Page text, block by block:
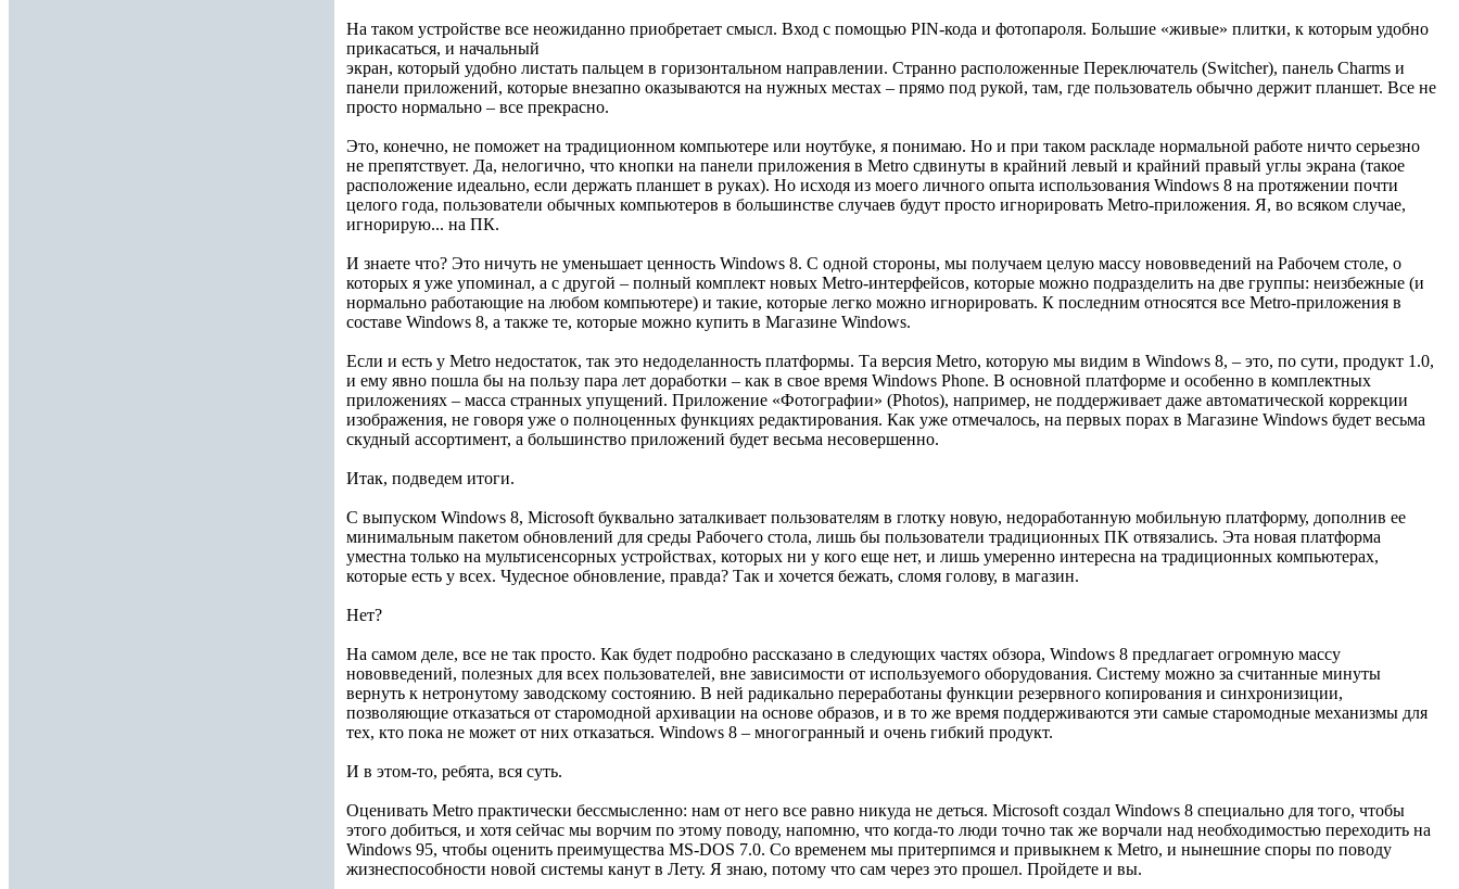
На таком устройстве все неожиданно приобретает смысл. Вход с помощью PIN-кода и фотопароля. Большие «живые» плитки, к которым удобно
прикасаться, и начальный
экран, который удобно листать пальцем в горизонтальном направлении. Странно расположенные Переключатель (Switcher), панель Charms и
панели приложений, которые внезапно оказываются на нужных местах – прямо под рукой, там, где пользователь обычно держит планшет. Все не
просто нормально – все прекрасно.
Это, конечно, не поможет на традиционном компьютере или ноутбуке, я понимаю. Но и при таком раскладе нормальной работе ничто серьезно
не препятствует. Да, нелогично, что кнопки на панели приложения в Metro сдвинуты в крайний левый и крайний правый углы экрана (такое
расположение идеально, если держать планшет в руках). Но исходя из моего личного опыта использования Windows 8 на протяжении почти
целого года, пользователи обычных компьютеров в большинстве случаев будут просто игнорировать Metro-приложения. Я, во всяком случае,
игнорирую... на ПК.
И знаете что? Это ничуть не уменьшает ценность Windows 8. С одной стороны, мы получаем целую массу нововведений на Рабочем столе, о
которых я уже упоминал, а с другой – полный комплект новых Metro-интерфейсов, которые можно подразделить на две группы: неизбежные (и
нормально работающие на любом компьютере) и такие, которые легко можно игнорировать. К последним относятся все Metro-приложения в
составе Windows 8, а также те, которые можно купить в Магазине Windows.
Если и есть у Metro недостаток, так это недоделанность платформы. Та версия Metro, которую мы видим в Windows 8, – это, по сути, продукт 1.0,
и ему явно пошла бы на пользу пара лет доработки – как в свое время Windows Phone. В основной платформе и особенно в комплектных
приложениях – масса странных упущений. Приложение «Фотографии» (Photos), например, не поддерживает даже автоматической коррекции
изображения, не говоря уже о полноценных функциях редактирования. Как уже отмечалось, на первых порах в Магазине Windows будет весьма
скудный ассортимент, а большинство приложений будет весьма несовершенно.
Итак, подведем итоги.
С выпуском Windows 8, Microsoft буквально заталкивает пользователям в глотку новую, недоработанную мобильную платформу, дополнив ее
минимальным пакетом обновлений для среды Рабочего стола, лишь бы пользователи традиционных ПК отвязались. Эта новая платформа
уместна только на мультисенсорных устройствах, которых ни у кого еще нет, и лишь умеренно интересна на традиционных компьютерах,
которые есть у всех. Чудесное обновление, правда? Так и хочется бежать, сломя голову, в магазин.
Нет?
На самом деле, все не так просто. Как будет подробно рассказано в следующих частях обзора, Windows 8 предлагает огромную массу
нововведений, полезных для всех пользователей, вне зависимости от используемого оборудования. Систему можно за считанные минуты
вернуть к нетронутому заводскому состоянию. В ней радикально переработаны функции резервного копирования и синхронизиции,
позволяющие отказаться от старомодной архивации на основе образов, и в то же время поддерживаются эти самые старомодные механизмы для
тех, кто пока не может от них отказаться. Windows 8 – многогранный и очень гибкий продукт.
И в этом-то, ребята, вся суть.
Оценивать Metro практически бессмысленно: нам от него все равно никуда не деться. Microsoft создал Windows 8 специально для того, чтобы
этого добиться, и хотя сейчас мы ворчим по этому поводу, напомню, что когда-то люди точно так же ворчали над необходимостью переходить на
Windows 95, чтобы оценить преимущества MS-DOS 7.0. Со временем мы притерпимся и привыкнем к Metro, и нынешние споры по поводу
жизнеспособности новой системы канут в Лету. Я знаю, потому что сам через это прошел. Пройдете и вы.